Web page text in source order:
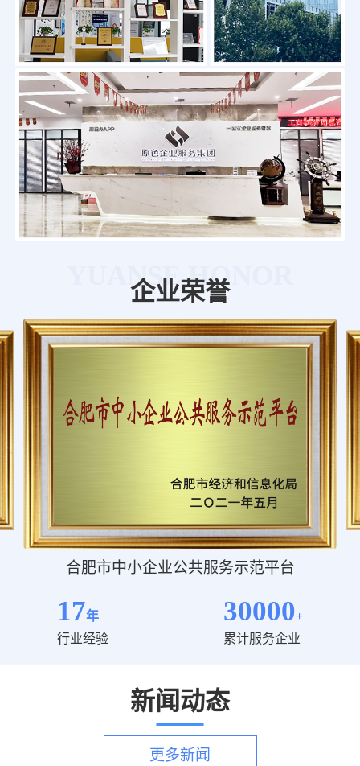
YUANSE HONOR
企业荣誉
阿里巴巴国际站认证财税服务商
17年
行业经验
30000+
累计服务企业
新闻动态
更多新闻